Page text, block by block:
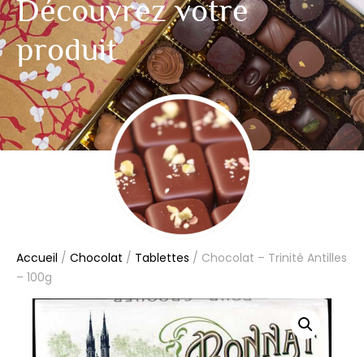
Découvrez votre
produit
Accueil / Chocolat / Tablettes / Chocolat – Trinité Antilles
– 100g